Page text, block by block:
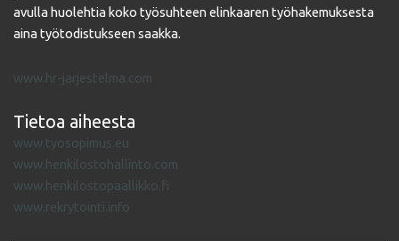
avulla huolehtia koko työsuhteen elinkaaren työhakemuksesta
aina työtodistukseen saakka.
www.hr-jarjestelma.com
Tietoa aiheesta
www.tyosopimus.eu
www.henkilostohallinto.com
www.henkilostopaallikko.fi
www.rekrytointi.info